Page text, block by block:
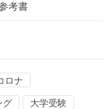
考書
ロナ
グ 大学受験